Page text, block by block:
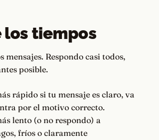
los tiempos
mensajes. Respondo casi todos,
posible.
rápido si tu mensaje es claro, va
por el motivo correcto.
lento (o no respondo) a
fríos o claramente